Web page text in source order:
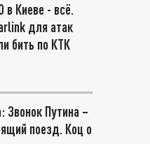
в Киеве - всё.
для атак
бить по КТК
Звонок Путина –
поезд. Коц о